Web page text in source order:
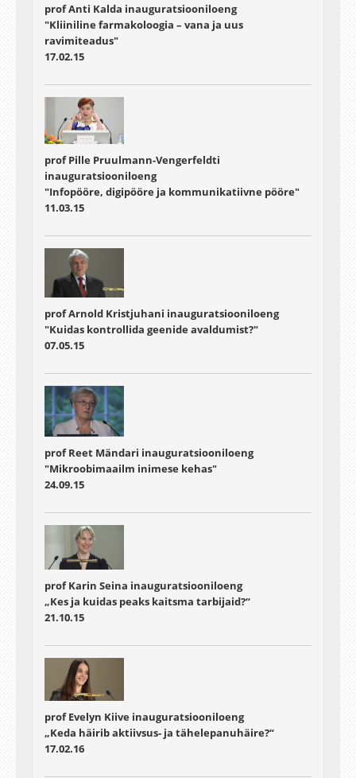
prof Anti Kalda inauguratsiooniloeng
"Kliiniline farmakoloogia – vana ja uus
ravimiteadus"
17.02.15
prof Pille Pruulmann-Vengerfeldti
inauguratsiooniloeng
"Infopööre, digipööre ja kommunikatiivne pööre"
11.03.15
prof Arnold Kristjuhani inauguratsiooniloeng
"Kuidas kontrollida geenide avaldumist?"
07.05.15
prof Reet Mändari inauguratsiooniloeng
"Mikroobimaailm inimese kehas"
24.09.15
prof Karin Seina inauguratsiooniloeng
„Kes ja kuidas peaks kaitsma tarbijaid?“
21.10.15
prof Evelyn Kiive inauguratsiooniloeng
„Keda häirib aktiivsus- ja tähelepanuhäire?“
17.02.16